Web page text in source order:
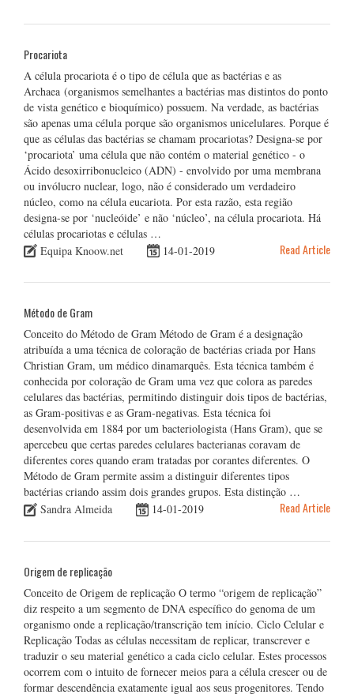
Procariota
A célula procariota é o tipo de célula que as bactérias e as
Archaea (organismos semelhantes a bactérias mas distintos do ponto
de vista genético e bioquímico) possuem. Na verdade, as bactérias
são apenas uma célula porque são organismos unicelulares. Porque é
que as células das bactérias se chamam procariotas? Designa-se por
‘procariota’ uma célula que não contém o material genético - o
Ácido desoxirribonucleico (ADN) - envolvido por uma membrana
ou invólucro nuclear, logo, não é considerado um verdadeiro
núcleo, como na célula eucariota. Por esta razão, esta região
designa-se por ‘nucleóide’ e não ‘núcleo’, na célula procariota. Há
células procariotas e células …
Equipa Knoow.net
14-01-2019 Read Article
Método de Gram
Conceito do Método de Gram Método de Gram é a designação
atribuída a uma técnica de coloração de bactérias criada por Hans
Christian Gram, um médico dinamarquês. Esta técnica também é
conhecida por coloração de Gram uma vez que colora as paredes
celulares das bactérias, permitindo distinguir dois tipos de bactérias,
as Gram-positivas e as Gram-negativas. Esta técnica foi
desenvolvida em 1884 por um bacteriologista (Hans Gram), que se
apercebeu que certas paredes celulares bacterianas coravam de
diferentes cores quando eram tratadas por corantes diferentes. O
Método de Gram permite assim a distinguir diferentes tipos
bactérias criando assim dois grandes grupos. Esta distinção …
Sandra Almeida
14-01-2019 Read Article
Origem de replicação
Conceito de Origem de replicação O termo “origem de replicação”
diz respeito a um segmento de DNA específico do genoma de um
organismo onde a replicação/transcrição tem início. Ciclo Celular e
Replicação Todas as células necessitam de replicar, transcrever e
traduzir o seu material genético a cada ciclo celular. Estes processos
ocorrem com o intuito de fornecer meios para a célula crescer ou de
formar descendência exatamente igual aos seus progenitores. Tendo